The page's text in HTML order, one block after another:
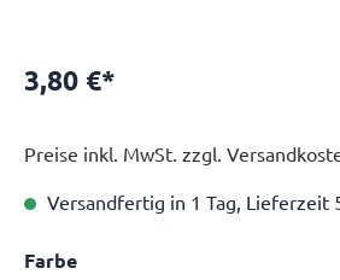
3,80 €*
Preise inkl. MwSt. zzgl.
Versandfertig in 1 Tag, Lieferzeit
Farbe